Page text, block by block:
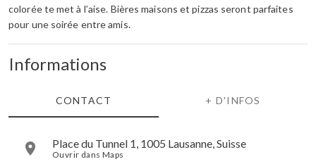
colorée te met à l’aise. Bières maisons et pizzas seront parfaites
pour une soirée entre amis.
Informations
CONTACT + D'INFOS
Place du Tunnel 1, 1005 Lausanne, Suisse
Ouvrir dans Maps